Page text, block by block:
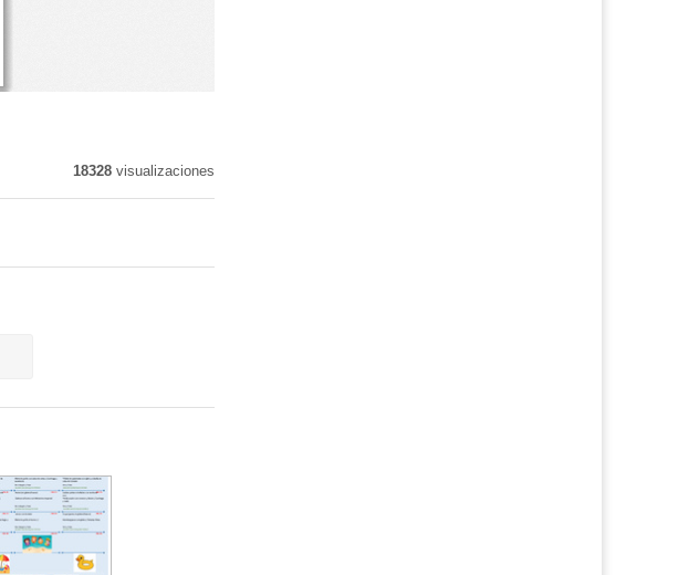
18328visualizaciones